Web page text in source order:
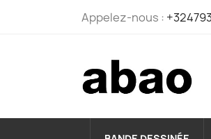
Appelez-nous :